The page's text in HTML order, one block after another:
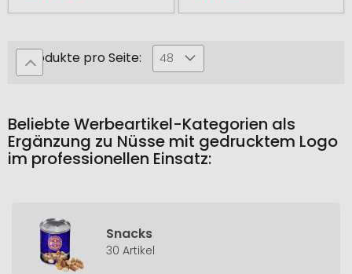
Produkte pro Seite: 48
Beliebte Werbeartikel-Kategorien als
Ergänzung zu Nüsse mit gedrucktem Logo
im professionellen Einsatz:
Snacks
30 Artikel